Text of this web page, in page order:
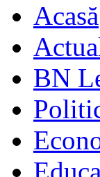
Acasă
BN